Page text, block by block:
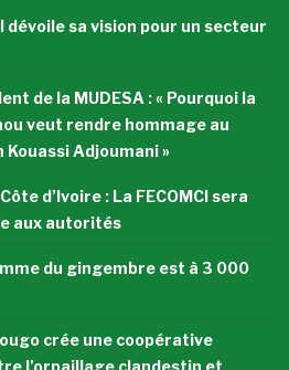
dévoile sa vision pour un secteur
de la MUDESA : « Pourquoi la
veut rendre hommage au
Adjoumani »
d’Ivoire : La FECOMCI sera
aux autorités
du gingembre est à 3 000
crée une coopérative